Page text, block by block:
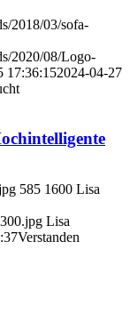
2018/03/sofa-
2020/08/Logo-
17:36:152024-04-27
585 1600 Lisa
Lisa
Verstanden